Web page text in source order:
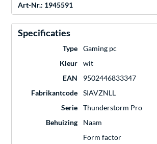
Art-Nr.: 1945591
Specificaties
Type
Gaming pc
Kleur
wit
EAN
9502446833347
Fabrikantcode
SIAVZNLL
Serie
Thunderstorm Pro
Behuizing
Naam
Form factor